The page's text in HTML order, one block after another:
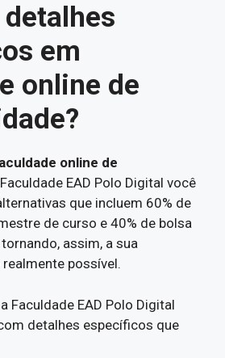
em
online de
online de
EAD Polo Digital você
que incluem 60% de
de curso e 40% de bolsa
assim, a sua
possível.
Faculdade EAD Polo Digital
detalhes específicos que